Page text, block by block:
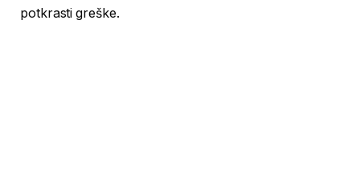
potkrasti greške.